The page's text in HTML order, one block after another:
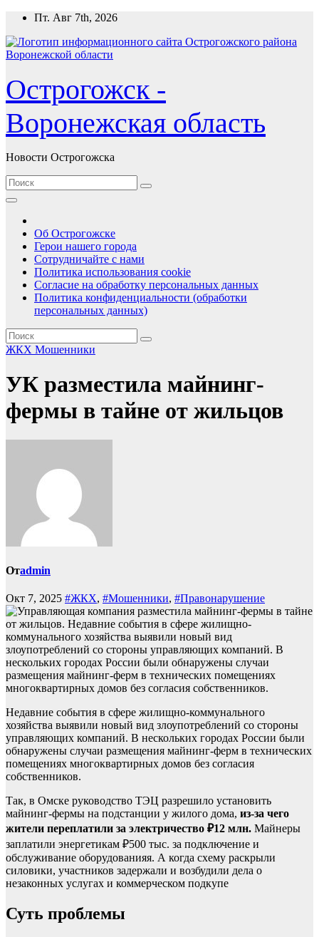
Перейти
содержимому
Пт. Авг 7th, 2026
Острогожск -
Воронежская область
Новости Острогожска
Об Острогожске
Герои нашего города
Сотрудничайте с нами
Политика использования cookie
Согласие на обработку персональных данных
Политика конфиденциальности (обработки
персональных данных)
ЖКХ Мошенники
УК разместила майнинг-
фермы в тайне от жильцов
Отadmin
Окт 7, 2025 #ЖКХ, #Мошенники, #Правонарушение
Недавние события в сфере жилищно-коммунального
хозяйства выявили новый вид злоупотреблений со стороны
управляющих компаний. В нескольких городах России были
обнаружены случаи размещения майнинг-ферм в технических
помещениях многоквартирных домов без согласия
собственников.
Так, в Омске руководство ТЭЦ разрешило установить
майнинг-фермы на подстанции у жилого дома, из-за чего
жители переплатили за электричество ₽12 млн. Майнеры
заплатили энергетикам ₽500 тыс. за подключение и
обслуживание оборудованияя. А когда схему раскрыли
силовики, участников задержали и возбудили дела о
незаконных услугах и коммерческом подкупе
Суть проблемы